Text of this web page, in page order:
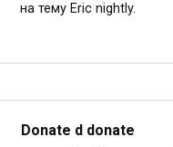
на тему Eric nightly.
Donate d donate